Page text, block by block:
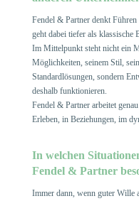
Fendel & Partner denkt
geht dabei tiefer als klassische
Im Mittelpunkt steht nicht ein
Möglichkeiten, seinem Stil,
Standardlösungen, sondern
deshalb funktionieren.
Fendel & Partner arbeitet
Erleben, in Beziehungen, im
In welchen
Fendel & Partner
Immer dann, wenn guter Wille